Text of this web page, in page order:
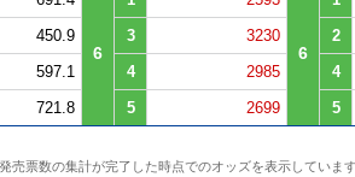
6 6
450.9 3 3230
2
597.1 4 2985
4
721.8 5 2699 5
売票数の集計が完了した時点でのオッズを表示していま